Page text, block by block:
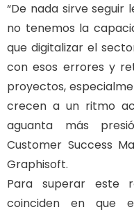
“De nada sirve seguir
no tenemos la
que digitalizar el
con esos errores y
proyectos,
crecen a un ritmo
aguanta más
Customer Success
Graphisoft.
Para superar este
coinciden en que